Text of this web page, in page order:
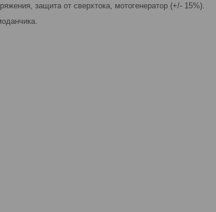
защита от сверхтока, мотогенератор (+/- 15%).